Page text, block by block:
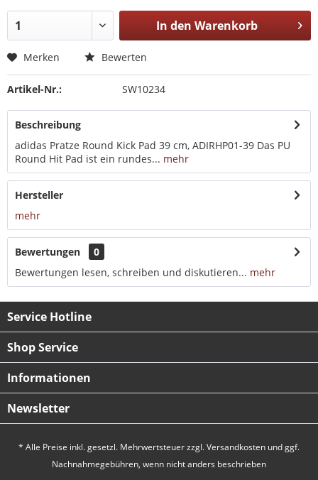
In den Warenkorb
Merken Bewerten
Artikel-Nr.: SW10234
Beschreibung
adidas Pratze Round Kick Pad 39 cm, ADIRHP01-39 Das PU
Round Hit Pad ist ein rundes... mehr
Hersteller
mehr
Bewertungen
0
Bewertungen lesen, schreiben und diskutieren... mehr
Service Hotline
Shop Service
Informationen
Newsletter
* Alle Preise inkl. gesetzl. Mehrwertsteuer zzgl.Versandkosten und ggf.
Nachnahmegebühren, wenn nicht anders beschrieben